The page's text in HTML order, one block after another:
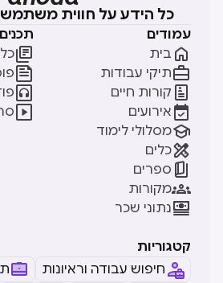
כל הידע על חווית
עמודים
בית 
תיקי עבודות
קורות חיים 
אירועים 
מסלולי לימוד
כלים
ספרים 
מקורות
נתוני שכר
תכנים




קטגוריות
חיפוש עבודה וראיונות